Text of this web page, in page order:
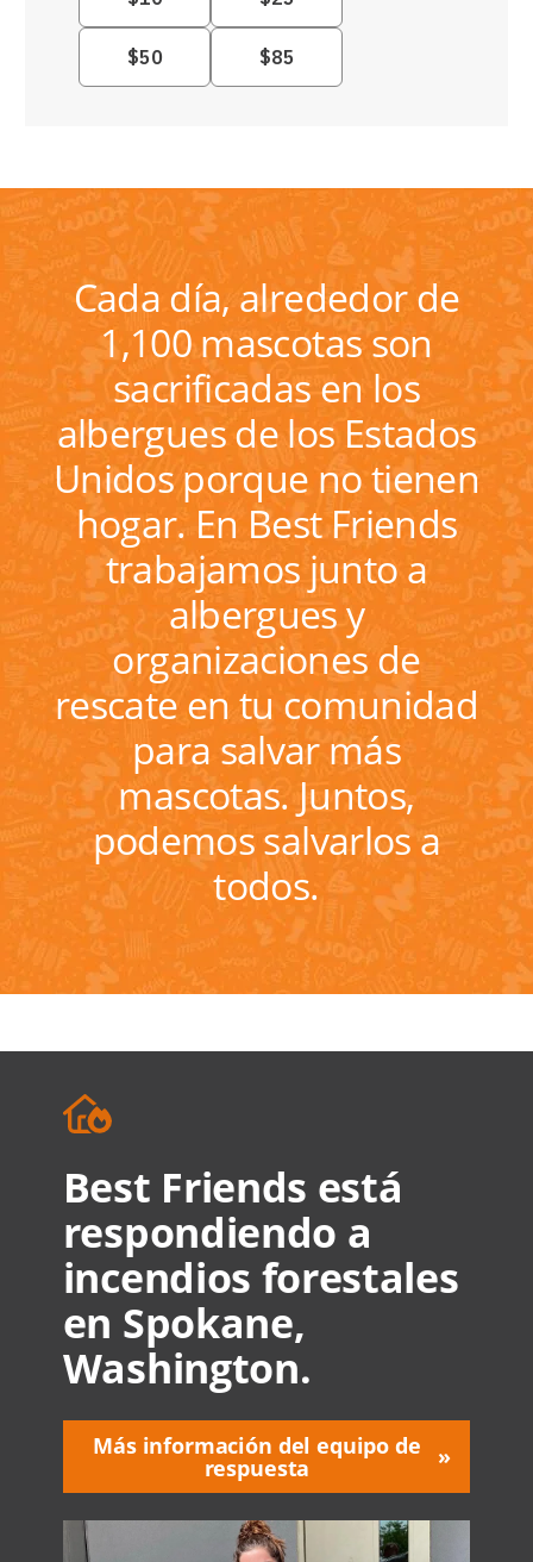
Cada día, alrededor de
1,100 mascotas son
sacrificadas en los
albergues de los Estados
Unidos porque no tienen
hogar. En Best Friends
trabajamos junto a
albergues y
organizaciones de
rescate en tu comunidad
para salvar más
mascotas. Juntos,
podemos salvarlos a
todos.
Best Friends está
respondiendo a
incendios forestales
en Spokane,
Washington.
Más información del equipo de
respuesta